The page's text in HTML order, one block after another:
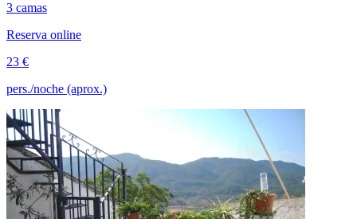
3 camas
Reserva online
23 €
pers./noche (aprox.)